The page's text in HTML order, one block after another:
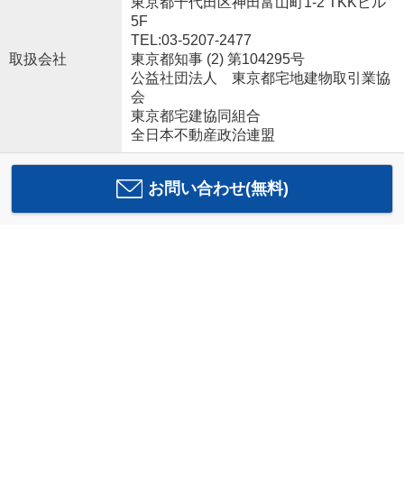
取扱会社
5F
TEL:03-5207-2477
東京都知事 (2) 第104295号
公益社団法人 東京都宅地建物取引業協
会
東京都宅建協同組合
全日本不動産政治連盟
お問い合わせ(無料)